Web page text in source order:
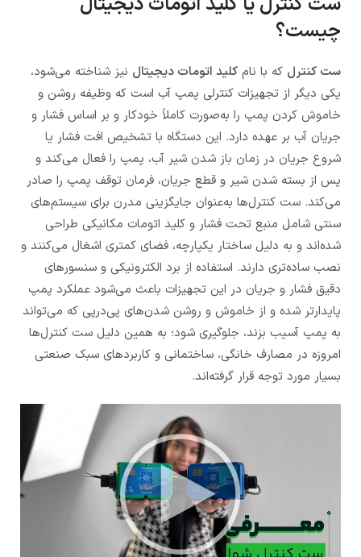
چیست؟
ست کنترل که با نام کلید اتومات دیجیتال نیز شناخته می‌شود،
یکی دیگر از تجهیزات کنترلی پمپ آب است که وظیفه روشن و
خاموش کردن پمپ را به‌صورت کاملاً خودکار و بر اساس فشار و
جریان آب بر عهده دارد. این دستگاه با تشخیص افت فشار یا
شروع جریان در زمان باز شدن شیر آب، پمپ را فعال می‌کند و
پس از بسته شدن شیر و قطع جریان، فرمان توقف پمپ را صادر
می‌کند. ست کنترل‌ها به‌عنوان جایگزینی مدرن برای سیستم‌های
سنتی شامل منبع تحت فشار و کلید اتومات مکانیکی طراحی
شده‌اند و به دلیل ساختار یکپارچه، فضای کمتری اشغال می‌کنند و
نصب ساده‌تری دارند. استفاده از برد الکترونیکی و سنسورهای
دقیق فشار و جریان در این تجهیزات باعث می‌شود عملکرد پمپ
پایدارتر شده و از خاموش و روشن شدن‌های پی‌درپی که می‌تواند
به پمپ آسیب بزند، جلوگیری شود؛ به همین دلیل ست کنترل‌ها
امروزه در مصارف خانگی، ساختمانی و کاربردهای سبک صنعتی
بسیار مورد توجه قرار گرفته‌اند.